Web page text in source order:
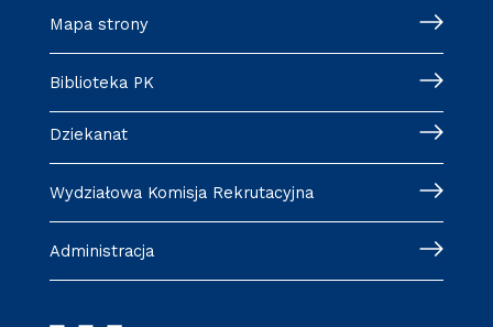
Mapa strony
Biblioteka PK
Dziekanat
Wydziałowa Komisja Rekrutacyjna
Administracja